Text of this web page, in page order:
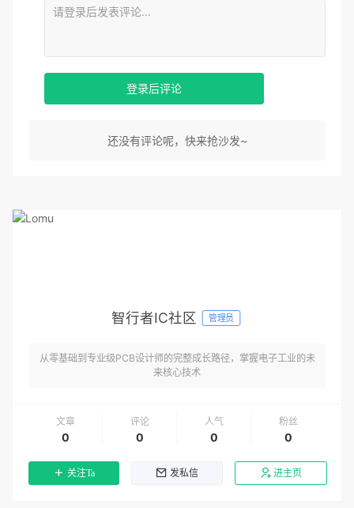
登录后评论
还没有评论呢，快来抢沙发~
智行者IC社区 管理员
从零基础到专业级PCB设计师的完整成长路径，掌握电子工业的未
来核心技术
文章
0
评论
0
人气
0
粉丝
0
关注Ta 发私信 进主页